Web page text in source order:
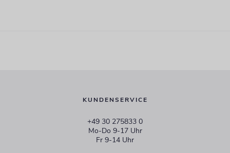
KUNDENSERVICE
+49 30 275833 0
Mo-Do 9-17 Uhr
Fr 9-14 Uhr